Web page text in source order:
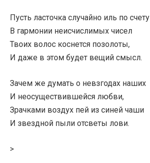
Пусть ласточка случайно иль по счету
В гармонии неисчислимых чисел
Твоих волос коснется позолоты,
И даже в этом будет вещий смысл.
Зачем же думать о невзгодах наших
И неосуществившейся любви,
Зрачками воздух пей из синей чаши
И звездной пыли отсветы лови.
>